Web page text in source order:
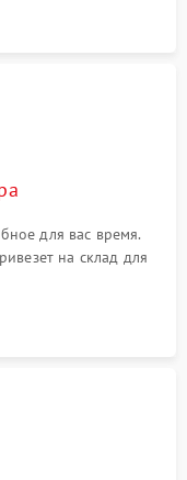
для вас время.
на склад для